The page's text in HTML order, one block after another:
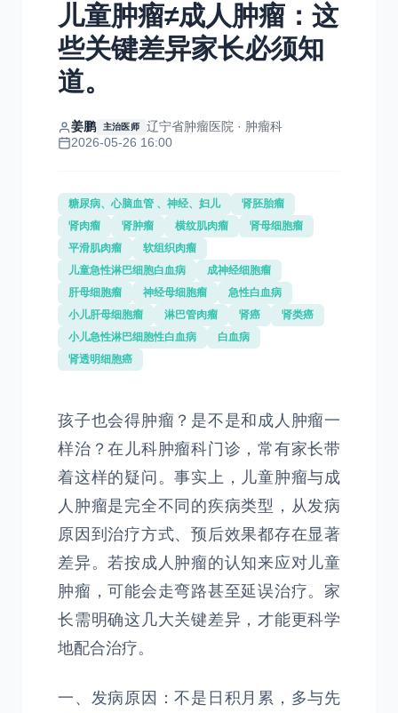
儿童肿瘤≠成人肿瘤：这
些关键差异家长必须知
道。
姜鹏 主治医师
辽宁省肿瘤医院 · 肿瘤科
2026-05-26 16:00
糖尿病、心脑血管 、神经、妇儿
肾胚胎瘤
肾肉瘤
肾肿瘤 横纹肌肉瘤
肾母细胞瘤
平滑肌肉瘤
软组织肉瘤
儿童急性淋巴细胞白血病
成神经细胞瘤
肝母细胞瘤
神经母细胞瘤
急性白血病
小儿肝母细胞瘤
淋巴管肉瘤 肾癌
肾类癌
小儿急性淋巴细胞性白血病
白血病
肾透明细胞癌
孩子也会得肿瘤？是不是和成人肿瘤一
样治？在儿科肿瘤科门诊，常有家长带
着这样的疑问。事实上，儿童肿瘤与成
人肿瘤是完全不同的疾病类型，从发病
原因到治疗方式、预后效果都存在显著
差异。若按成人肿瘤的认知来应对儿童
肿瘤，可能会走弯路甚至延误治疗。家
长需明确这几大关键差异，才能更科学
地配合治疗。
一、发病原因：不是日积月累，多与先